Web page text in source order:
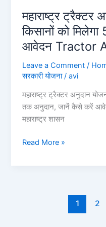
महाराष्ट्र ट्रैक्टर
किसानों को
आवेदन Tractor
Leave a Comment /
सरकारी योजना/avi
महाराष्ट्र ट्रैक्टर अनुदान
तक अनुदान, जानें कैसे करें
महाराष्ट्र शासन
महाराष्ट्र
Read More »
1 2